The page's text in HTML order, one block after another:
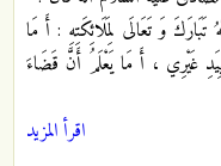
وَ تَعَالَى لِمَلَائِكَتِهِ : أَ مَا
غَيْرِي ، أَ مَا يَعْلَمُ أَنَّ قَضَاءَ
اقرأ المزيد